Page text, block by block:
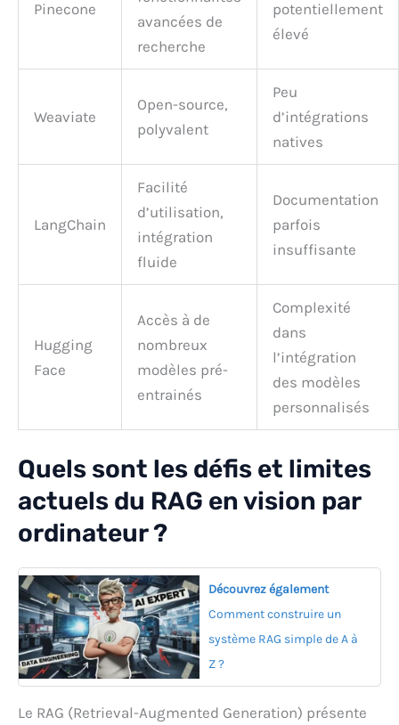
Pinecone
avancées de
recherche
potentiellement
élevé
Weaviate
Open-source,
polyvalent
Peu
d’intégrations
natives
LangChain
Facilité
d’utilisation,
intégration
fluide
Documentation
parfois
insuffisante
Hugging
Face
Accès à de
nombreux
modèles pré-
entrainés
Complexité
dans
l’intégration
des modèles
personnalisés
Quels sont les défis et limites
actuels du RAG en vision par
ordinateur ?
Découvrez également
Comment construire un
système RAG simple de A à
Z ?
Le RAG (Retrieval-Augmented Generation) présente